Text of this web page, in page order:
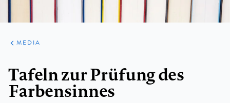
ARTIKELEN
VARIA
MEDIA
Tafeln zur Prüfung des
Farbensinnes